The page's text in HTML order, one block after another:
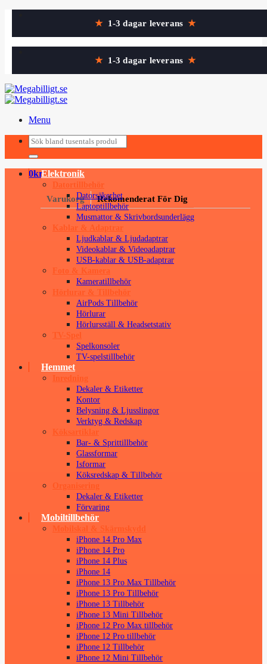
content
★ 1-3 dagar leverans ★
★ 1-3 dagar leverans ★
Menu
Sök
efter:
0kr
Varukorg Rekomenderat För Dig
Sök
efter:
Elektronik
Datortillbehör
Datorsäkerhet
Laptoptillbehör
Musmattor & Skrivbordsunderlägg
Kablar & Adaptrar
Ljudkablar & Ljudadaptrar
Videokablar & Videoadaptrar
USB-kablar & USB-adaptrar
Foto & Kamera
Kameratillbehör
Hörlurar & Tillbehör
AirPods Tillbehör
Hörlurar
Hörlursställ & Headsetstativ
TV-Spel
Spelkonsoler
TV-spelstillbehör
Hemmet
Inredning
Dekaler & Etiketter
Kontor
Belysning & Ljusslingor
Verktyg & Redskap
Köksartiklar
Bar- & Sprittillbehör
Glassformar
Isformar
Köksredskap & Tillbehör
Organisering
Dekaler & Etiketter
Förvaring
Mobiltillbehör
Mobilskal & Skärmskydd
iPhone 14 Pro Max
iPhone 14 Pro
iPhone 14 Plus
iPhone 14
iPhone 13 Pro Max Tillbehör
iPhone 13 Pro Tillbehör
iPhone 13 Tillbehör
iPhone 13 Mini Tillbehör
iPhone 12 Pro Max tillbehör
iPhone 12 Pro tillbehör
iPhone 12 Tillbehör
iPhone 12 Mini Tillbehör